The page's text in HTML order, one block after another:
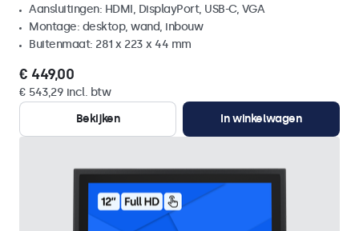
Aansluitingen: HDMI, DisplayPort, USB-C, VGA
Montage: desktop, wand, inbouw
Buitenmaat: 281 x 223 x 44 mm
€ 449,00
€ 543,29 incl. btw
Bekijken
In winkelwagen